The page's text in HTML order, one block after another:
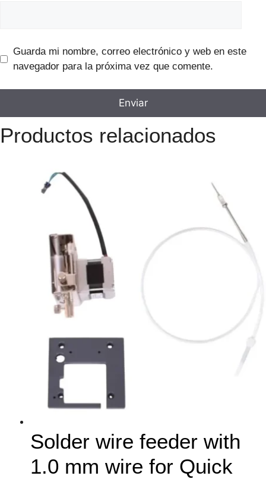
Guarda mi nombre, correo electrónico y web en este
navegador para la próxima vez que comente.
Productos relacionados
Solder wire feeder with
1.0 mm wire for Quick